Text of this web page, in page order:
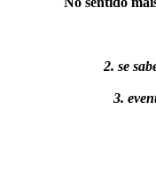
2. se
3.